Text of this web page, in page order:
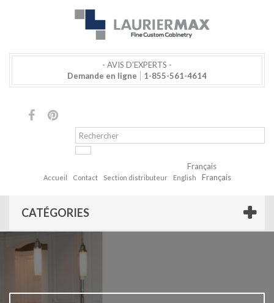
- AVIS D’EXPERTS -
Demande en ligne
1-855-561-4614
Accueil Contact Section distributeur
Français
English Français
CATÉGORIES